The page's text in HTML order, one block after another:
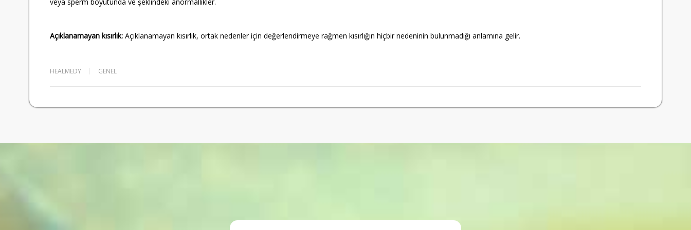
Açıklanamayan kısırlık: Açıklanamayan kısırlık, ortak nedenler için değerlendirmeye rağmen kısırlığın hiçbir nedeninin bulunmadığı anlamına gelir.
HEALMEDY GENEL